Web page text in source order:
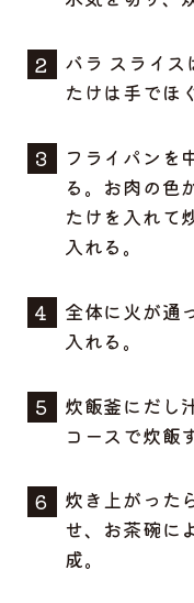
バラ スライ
たけは手でほ
フライパンを
る。お肉の色
たけを入れて
入れる。
全体に火が通
入れる。
炊飯釜にだし
コースで炊飯
炊き上がった
せ、お茶碗に
成。